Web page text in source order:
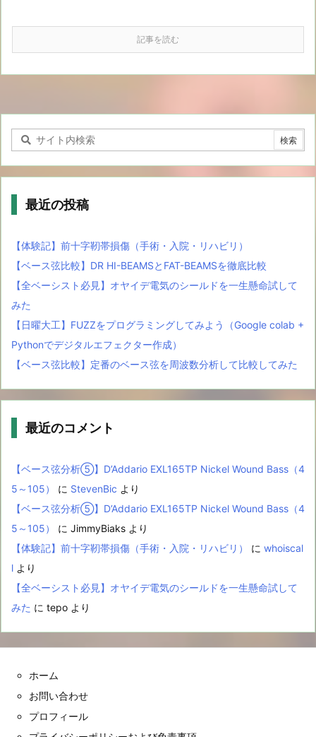
記事を読む
最近の投稿
【体験記】前十字靭帯損傷（手術・入院・リハビリ）
【ベース弦比較】DR HI-BEAMSとFAT-BEAMSを徹底比較
【全ベーシスト必見】オヤイデ電気のシールドを一生懸命試して
みた
【日曜大工】FUZZをプログラミングしてみよう（Google colab +
Pythonでデジタルエフェクター作成）
【ベース弦比較】定番のベース弦を周波数分析して比較してみた
最近のコメント
【ベース弦分析⑤】D’Addario EXL165TP Nickel Wound Bass（4
5～105）
に StevenBic より
【ベース弦分析⑤】D’Addario EXL165TP Nickel Wound Bass（4
5～105）
に JimmyBiaks より
【体験記】前十字靭帯損傷（手術・入院・リハビリ）
に whoiscal
l より
【全ベーシスト必見】オヤイデ電気のシールドを一生懸命試して
みた に tepo より
ホーム
お問い合わせ
プロフィール